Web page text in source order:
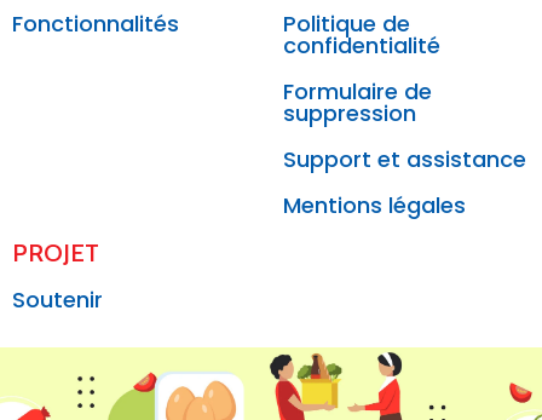
Fonctionnalités Politique de
confidentialité
Formulaire de
suppression
Support et assistance
Mentions légales
PROJET
Soutenir